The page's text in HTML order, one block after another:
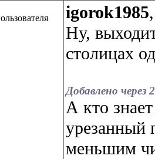
igorok1985,
Ну,
столицах
Добавлено через
А кто
урезанный
меньшим